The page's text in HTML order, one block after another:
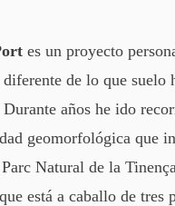
es un proyecto
de lo que suelo
años he ido
geomorfológica que
Natural de la
está a caballo de tres